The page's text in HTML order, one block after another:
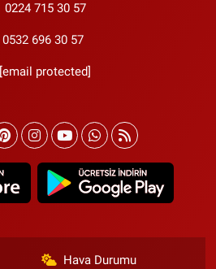
0224 715 30 57
0532 696 30 57
[email protected]
Hava Durumu